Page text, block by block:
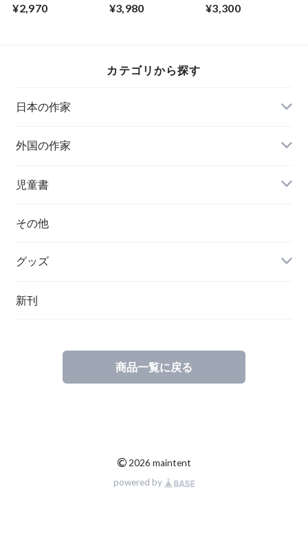
¥2,970 ¥3,980 ¥3,300
カテゴリから探す
日本の作家
外国の作家
チェコ
ハンガリー
その他
ポーランド
児童書
その他
グッズ
新刊
商品一覧に戻る
© 2026 maintent
powered by